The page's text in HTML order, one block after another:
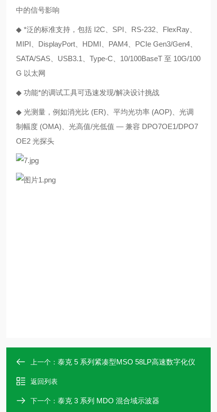
中的信号影响
◆*泛的标准支持，包括 I2C、SPI、RS-232、FlexRay、
MIPI、DisplayPort、HDMI、PAM4、PCIe Gen3/Gen4、
SATA/SAS、USB3.1、Type-C、10/100BaseT 至 10G/100
G 以太网
◆功能*的调试工具可迅速发现/解决设计挑战
◆光测量，例如消光比 (ER)、平均光功率 (AOP)、光调
制幅度 (OMA)、光高值/光低值 — 兼容 DPO7OE1/DPO7
OE2 光探头
上一个：泰克 5 系列紧凑型MSO 58LP高速数字化仪
返回列表
下一个：泰克 3 系列 MDO 混合域示波器